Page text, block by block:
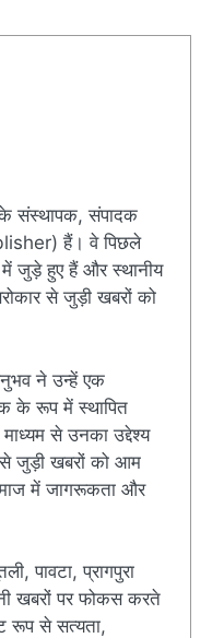
संस्थापक, संपादक
हैं। वे पिछले
में जुड़े हुए हैं और स्थानीय
से जुड़ी खबरों को
ने उन्हें एक
के रूप में स्थापित
से उनका उद्देश्य
से जुड़ी खबरों को आम
में जागरूकता और
पावटा, प्रागपुरा
खबरों पर फोकस करते
रूप से सत्यता,